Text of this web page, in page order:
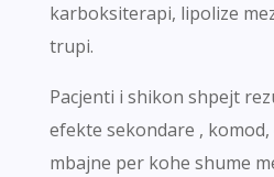
karboksiterapi, lipolize
trupi.
Pacjenti i shikon shpejt
efekte sekondare ,
mbajne per kohe shume